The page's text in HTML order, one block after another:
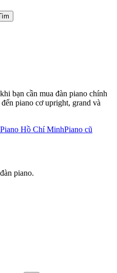
bạn cần mua đàn piano chính
piano cơ upright, grand và
Piano Hồ Chí MinhPiano cũ
đàn piano.